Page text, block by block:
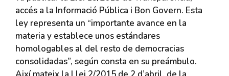
accés a la Informació Pública i Bon Govern. Esta
ley representa un “importante avance en la
materia y establece unos estándares
homologables al del resto de democracias
consolidadas”, según consta en su preámbulo.